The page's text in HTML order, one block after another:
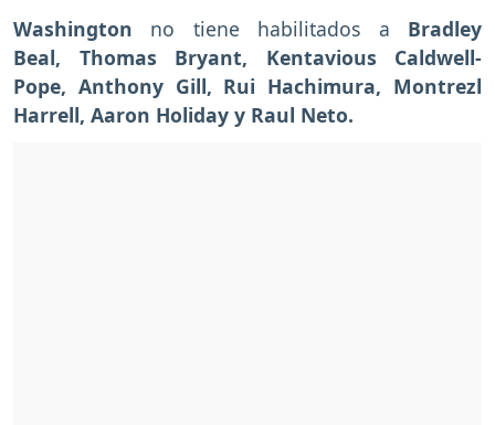
Washington no tiene habilitados a Bradley
Beal, Thomas Bryant, Kentavious Caldwell-
Pope, Anthony Gill, Rui Hachimura, Montrezl
Harrell, Aaron Holiday y Raul Neto.